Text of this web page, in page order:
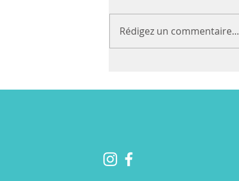
Rédigez un commentaire...